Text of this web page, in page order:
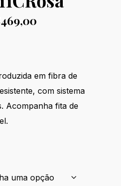
469,00Price
em fibra de
com sistema
Acompanha fita de